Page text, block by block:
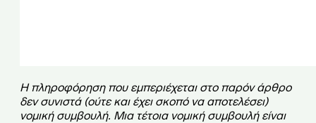
Η πληροφόρηση που εμπεριέχεται στο παρόν άρθρο
δεν συνιστά (ούτε και έχει σκοπό να αποτελέσει)
νομική συμβουλή. Μια τέτοια νομική συμβουλή είναι